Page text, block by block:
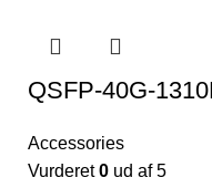
QSFP-40G-
Accessories
Vurderet0 ud af 5